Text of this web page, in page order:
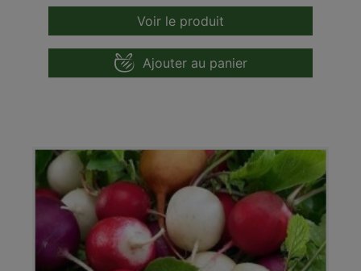
Voir le produit
Ajouter au panier